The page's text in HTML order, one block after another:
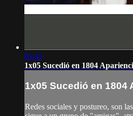
05:45
1x05 Sucedió en 1804
1x05 Sucedió en 1804
Redes sociales y postureo, son